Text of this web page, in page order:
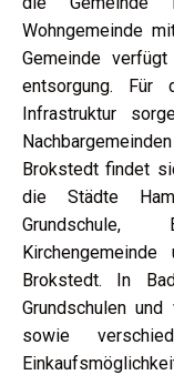
Wohngemeinde
Gemeinde
entsorgung. Für
Infrastruktur
Brokstedt findet
die Städte
Grundschule,
Brokstedt. In
Grundschulen
sowie